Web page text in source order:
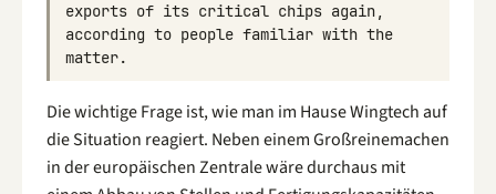
exports of its critical chips again,
according to people familiar with the
matter.
Die wichtige Frage ist, wie man im Hause Wingtech auf
die Situation reagiert. Neben einem Großreinemachen
in der europäischen Zentrale wäre durchaus mit